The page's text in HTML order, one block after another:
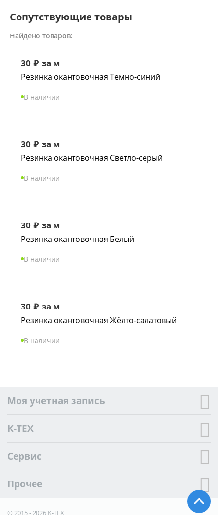
Сопутствующие товары
Найдено товаров:
30 ₽ за м
Резинка окантовочная Темно-синий
В наличии
30 ₽ за м
Резинка окантовочная Светло-серый
В наличии
30 ₽ за м
Резинка окантовочная Белый
В наличии
30 ₽ за м
Резинка окантовочная Жёлто-салатовый
В наличии
Моя учетная запись
K-TEX
Сервис
Прочее
© 2015 - 2026 K-TEX